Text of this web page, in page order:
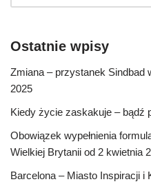
Ostatnie wpisy
Zmiana – przystanek Sindbad
2025
Kiedy życie zaskakuje – bądź
Obowiązek wypełnienia
Wielkiej Brytanii od 2 kwietnia
Barcelona – Miasto Inspiracji i